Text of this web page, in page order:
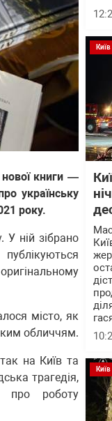
нової книги —
українську
року.
У ній зібрано
місто, як
обличчям.
на Київ та
трагедія,
про роботу
Київ
Київ